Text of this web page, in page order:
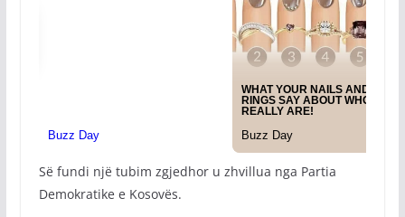
Së fundi një tubim zgjedhor u zhvillua nga Partia
Demokratike e Kosovës.